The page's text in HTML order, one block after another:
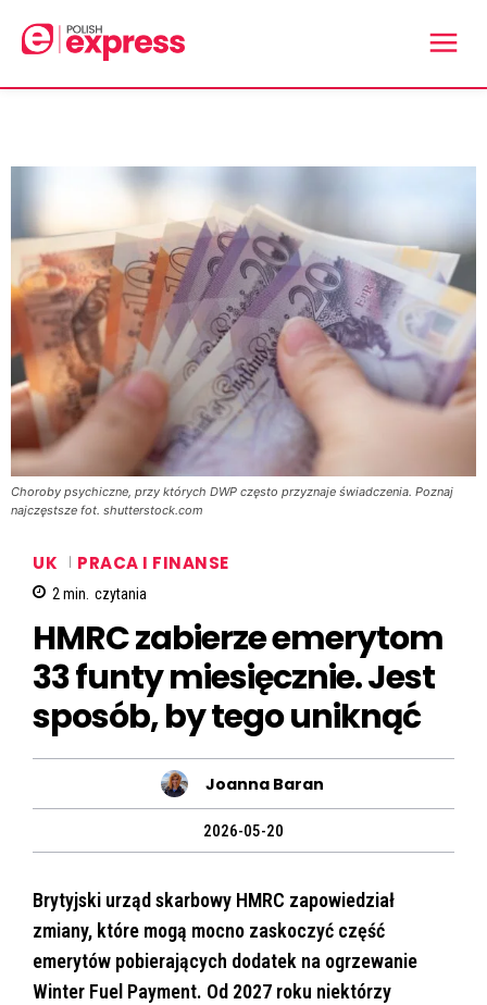
Choroby psychiczne, przy których DWP często przyznaje świadczenia. Poznaj
najczęstsze fot. shutterstock.com
UK PRACA I FINANSE
2min. czytania
HMRC zabierze emerytom
33 funty miesięcznie. Jest
sposób, by tego uniknąć
Joanna Baran
2026-05-20
Brytyjski urząd skarbowy HMRC zapowiedział
zmiany, które mogą mocno zaskoczyć część
emerytów pobierających dodatek na ogrzewanie
Winter Fuel Payment. Od 2027 roku niektórzy